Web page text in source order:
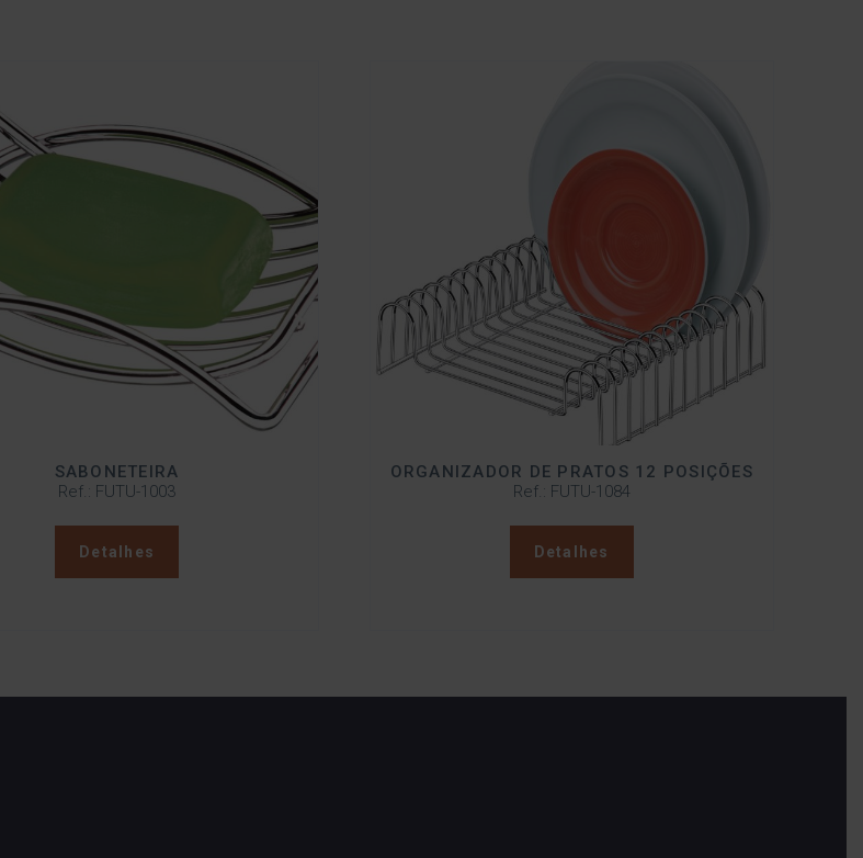
SABONETEIRA
Ref.: FUTU-1003
Detalhes
ORGANIZADOR DE PRATOS 12 POSIÇÕES
Ref.: FUTU-1084
Detalhes